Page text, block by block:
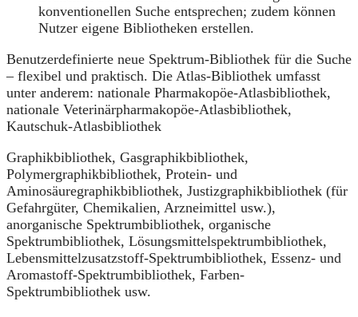
konventionellen Suche entsprechen; zudem können
Nutzer eigene Bibliotheken erstellen.
Benutzerdefinierte neue Spektrum-Bibliothek für die Suche
– flexibel und praktisch. Die Atlas-Bibliothek umfasst
unter anderem: nationale Pharmakopöe-Atlasbibliothek,
nationale Veterinärpharmakopöe-Atlasbibliothek,
Kautschuk-Atlasbibliothek
Graphikbibliothek, Gasgraphikbibliothek,
Polymergraphikbibliothek, Protein- und
Aminosäuregraphikbibliothek, Justizgraphikbibliothek (für
Gefahrgüter, Chemikalien, Arzneimittel usw.),
anorganische Spektrumbibliothek, organische
Spektrumbibliothek, Lösungsmittelspektrumbibliothek,
Lebensmittelzusatzstoff-Spektrumbibliothek, Essenz- und
Aromastoff-Spektrumbibliothek, Farben-
Spektrumbibliothek usw.